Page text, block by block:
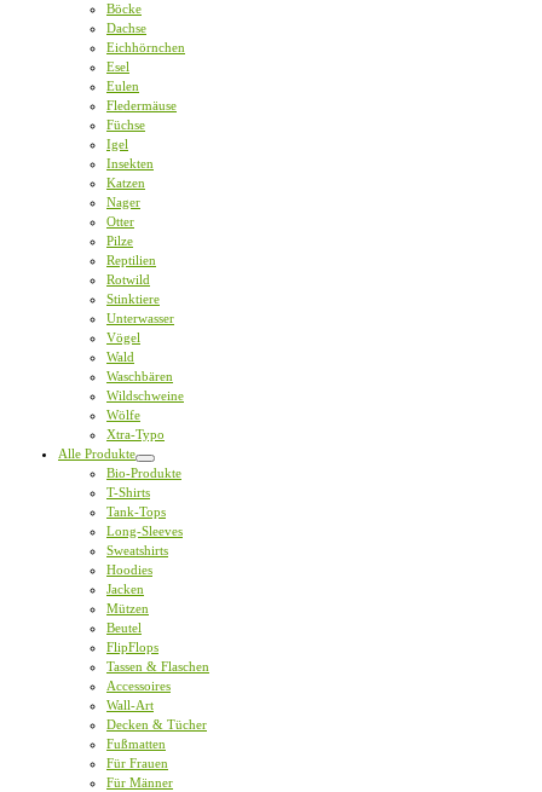
Böcke
Dachse
Eichhörnchen
Esel
Eulen
Fledermäuse
Füchse
Igel
Insekten
Katzen
Nager
Otter
Pilze
Reptilien
Rotwild
Stinktiere
Unterwasser
Vögel
Wald
Waschbären
Wildschweine
Wölfe
Xtra-Typo
Alle Produkte
Bio-Produkte
T-Shirts
Tank-Tops
Long-Sleeves
Sweatshirts
Hoodies
Jacken
Mützen
Beutel
FlipFlops
Tassen & Flaschen
Accessoires
Wall-Art
Decken & Tücher
Fußmatten
Für Frauen
Für Männer